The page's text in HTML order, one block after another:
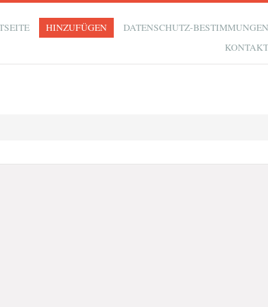
HINZUFÜGEN
DATENSCHUTZ-